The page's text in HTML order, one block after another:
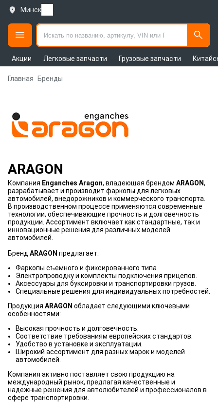
Минск
Акции Легковые запчасти Грузовые запчасти
Главная Бренды
ARAGON
Компания Enganches Aragon, владеющая брендом ARAGON,
разрабатывает и производит фаркопы для легковых
автомобилей, внедорожников и коммерческого транспорта.
В производственном процессе применяются современные
технологии, обеспечивающие прочность и долговечность
продукции. Ассортимент включает как стандартные, так и
инновационные решения для различных моделей
автомобилей.
Бренд ARAGON предлагает:
Фаркопы съемного и фиксированного типа.
Электропроводку и комплекты подключения прицепов.
Аксессуары для буксировки и транспортировки грузов.
Специальные решения для индивидуальных потребностей.
Продукция ARAGON обладает следующими ключевыми
особенностями:
Высокая прочность и долговечность.
Соответствие требованиям европейских стандартов.
Удобство в установке и эксплуатации.
Широкий ассортимент для разных марок и моделей
автомобилей.
Компания активно поставляет свою продукцию на
международный рынок, предлагая качественные и
надежные решения для автолюбителей и профессионалов в
сфере транспортировки.